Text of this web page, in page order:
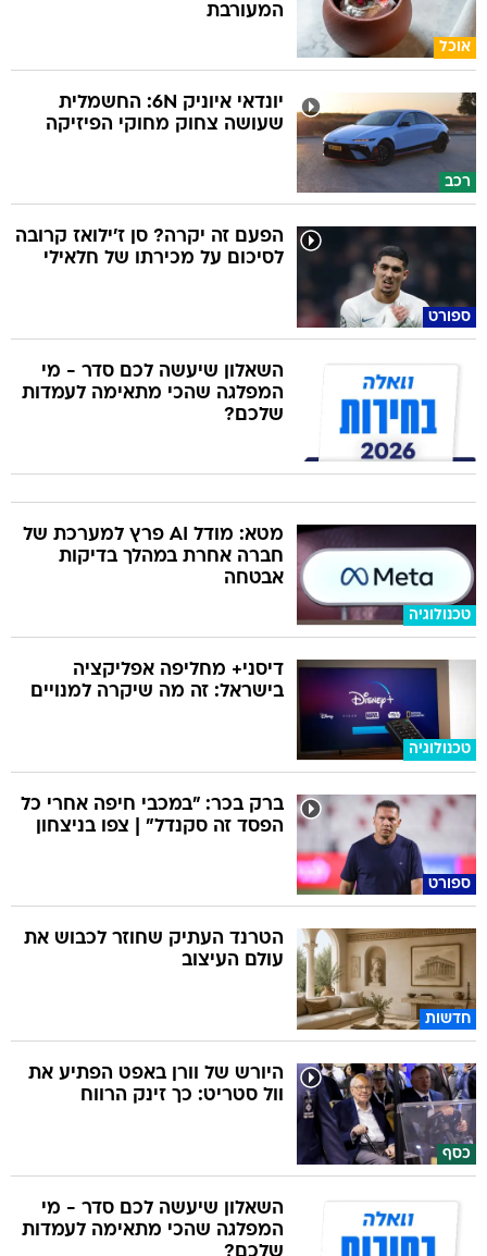
אוכל
המעורבת
רכב
יונדאי איוניק 6N: החשמלית
שעושה צחוק מחוקי הפיזיקה
ספורט
הפעם זה יקרה? סן ז'ילואז קרובה
לסיכום על מכירתו של חלאילי
השאלון שיעשה לכם סדר - מי
המפלגה שהכי מתאימה לעמדות
שלכם?
טכנולוגיה
מטא: מודל AI פרץ למערכת של
חברה אחרת במהלך בדיקות
אבטחה
טכנולוגיה
דיסני+ מחליפה אפליקציה
בישראל: זה מה שיקרה למנויים
ספורט
ברק בכר: "במכבי חיפה אחרי כל
הפסד זה סקנדל" | צפו בניצחון
חדשות
הטרנד העתיק שחוזר לכבוש את
עולם העיצוב
כסף
היורש של וורן באפט הפתיע את
וול סטריט: כך זינק הרווח
השאלון שיעשה לכם סדר - מי
המפלגה שהכי מתאימה לעמדות
שלכם?